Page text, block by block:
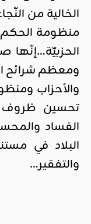
الخالية من
منظومة الحكم
ومعظم شرائح
والأحزاب
تحسين ظروف
الفساد
البلاد في
والتفقير…